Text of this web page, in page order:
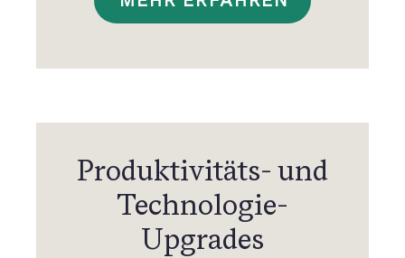
Produktivitäts- und
Technologie-
Upgrades